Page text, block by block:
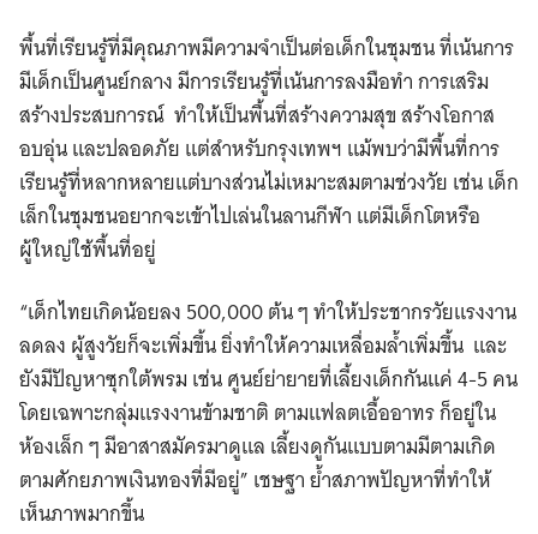
พื้นที่เรียนรู้ที่มีคุณภาพมีความจำเป็นต่อเด็กในชุมชน ที่เน้นการ
มีเด็กเป็นศูนย์กลาง มีการเรียนรู้ที่เน้นการลงมือทำ การเสริม
สร้างประสบการณ์ ทำให้เป็นพื้นที่สร้างความสุข สร้างโอกาส
อบอุ่น และปลอดภัย แต่สำหรับกรุงเทพฯ แม้พบว่ามีพื้นที่การ
เรียนรู้ที่หลากหลายแต่บางส่วนไม่เหมาะสมตามช่วงวัย เช่น เด็ก
เล็กในชุมชนอยากจะเข้าไปเล่นในลานกีฬา แต่มีเด็กโตหรือ
ผู้ใหญ่ใช้พื้นที่อยู่
“เด็กไทยเกิดน้อยลง 500,000 ต้น ๆ ทำให้ประชากรวัยแรงงาน
ลดลง ผู้สูงวัยก็จะเพิ่มขึ้น ยิ่งทำให้ความเหลื่อมล้ำเพิ่มขึ้น และ
ยังมีปัญหาซุกใต้พรม เช่น ศูนย์ย่ายายที่เลี้ยงเด็กกันแค่ 4-5 คน
โดยเฉพาะกลุ่มแรงงานข้ามชาติ ตามแฟลตเอื้ออาทร ก็อยู่ใน
ห้องเล็ก ๆ มีอาสาสมัครมาดูแล เลี้ยงดูกันแบบตามมีตามเกิด
ตามศักยภาพเงินทองที่มีอยู่” เชษฐา ย้ำสภาพปัญหาที่ทำให้
เห็นภาพมากขึ้น